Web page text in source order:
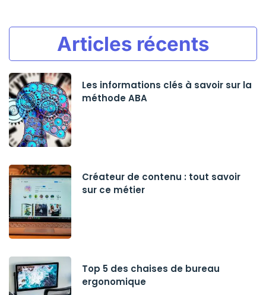
Articles récents
Les informations clés à savoir sur la
méthode ABA
Créateur de contenu : tout savoir
sur ce métier
Top 5 des chaises de bureau
ergonomique